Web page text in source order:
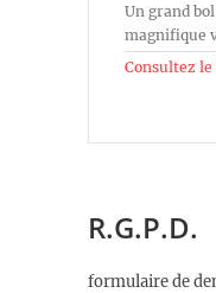
Un grand
magnifique
Consultez
R.G.P.D.
formulaire de